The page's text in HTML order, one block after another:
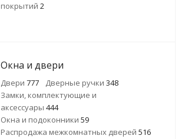
покрытий 2
Окна и двери
Двери 777 Дверные ручки 348
Замки, комплектующие и
аксессуары 444
Окна и подоконники 59
Распродажа межкомнатных дверей 516